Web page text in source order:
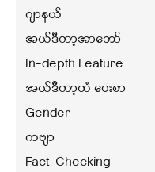
ဂျာနယ်
အယ်ဒီတာ့အာဘော်
In-depth Feature
အယ်ဒီတာ့ထံ ပေးစာ
Gender
ကဗျာ
Fact-Checking